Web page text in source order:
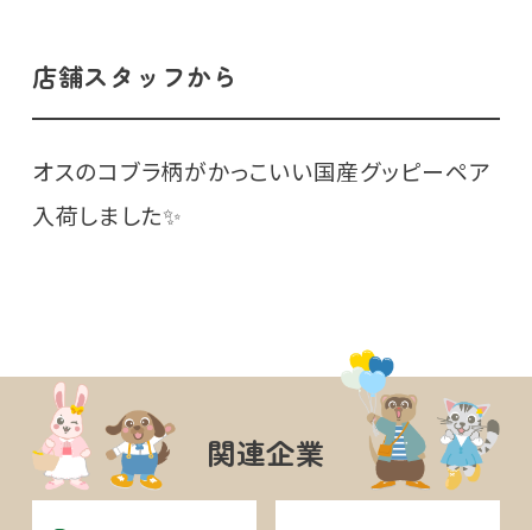
店舗スタッフから
オスのコブラ柄がかっこいい国産グッピーペア
入荷しました✨
関連企業